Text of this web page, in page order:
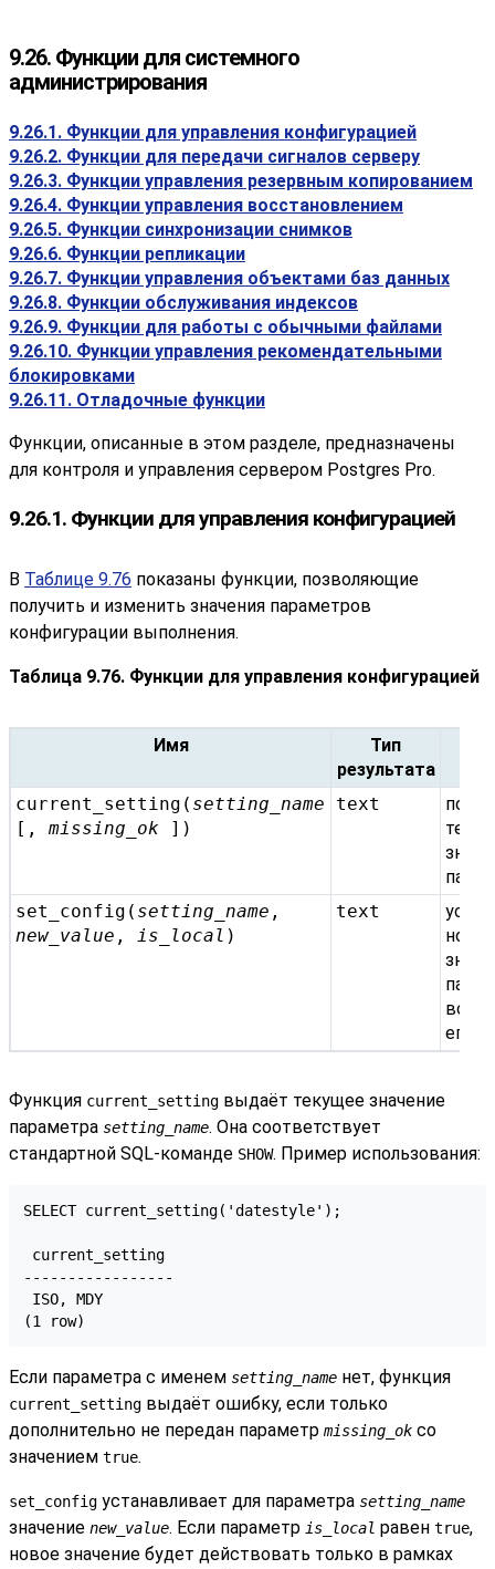
9.26. Функции для системного
администрирования
9.26.1. Функции для управления конфигурацией
9.26.2. Функции для передачи сигналов серверу
9.26.3. Функции управления резервным копированием
9.26.4. Функции управления восстановлением
9.26.5. Функции синхронизации снимков
9.26.6. Функции репликации
9.26.7. Функции управления объектами баз данных
9.26.8. Функции обслуживания индексов
9.26.9. Функции для работы с обычными файлами
9.26.10. Функции управления рекомендательными
блокировками
9.26.11. Отладочные функции
Функции, описанные в этом разделе, предназначены
для контроля и управления сервером Postgres Pro.
9.26.1. Функции для управления конфигурацией
В Таблице 9.76 показаны функции, позволяющие
получить и изменить значения параметров
конфигурации выполнения.
Таблица 9.76. Функции для управления конфигурацией
Имя
Тип
результата
current_setting( setting_name
[,missing_ok ])
text
set_config( setting_name ,
new_value , is_local )
text
его
Функция current_setting выдаёт текущее значение
параметра setting_name. Она соответствует
стандартной SQL-команде SHOW. Пример использования:
SELECT current_setting('datestyle');
current_setting
-----------------
ISO, MDY
(1 row)
Если параметра с именем setting_name нет, функция
current_setting выдаёт ошибку, если только
дополнительно не передан параметр missing_ok со
значением true.
set_config устанавливает для параметра setting_name
значение new_value. Если параметр is_local равен true,
новое значение будет действовать только в рамках